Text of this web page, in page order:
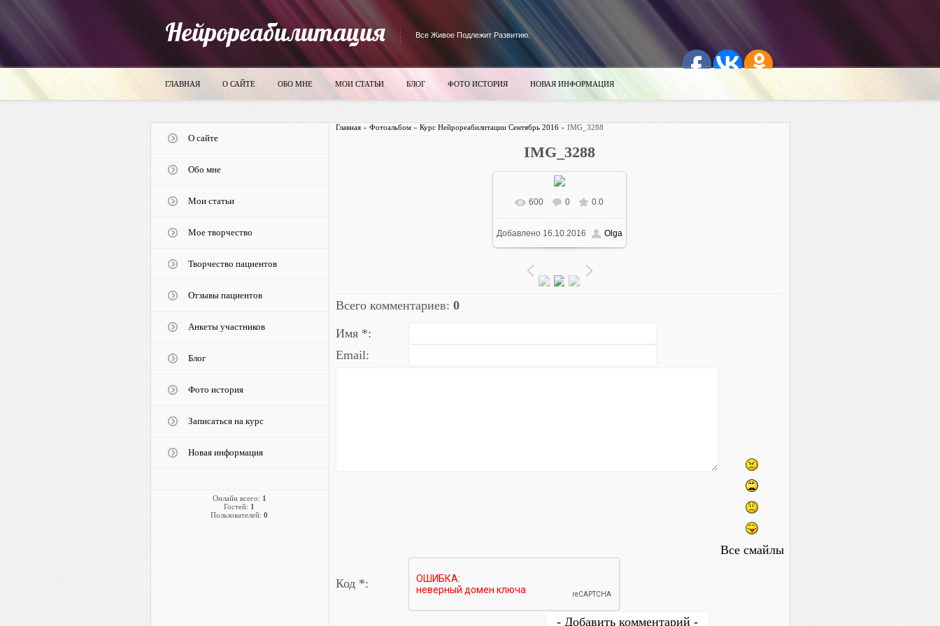
Нейрореабилитация Все Живое Подлежит Развитию.
ГЛАВНАЯ О САЙТЕ ОБО МНЕ МОИ СТАТЬИ БЛОГ ФОТО ИСТОРИЯ НОВАЯ ИНФОРМАЦИЯ
О сайте
Обо мне
Мои статьи
Мое творчество
Творчество пациентов
Отзывы пациентов
Анкеты участников
Блог
Фото история
Записаться на курс
Новая информация
Онлайн всего: 1
Гостей: 1
Пользователей: 0
Главная» Фотоальбом» Курс Нейрореабилитации Сентябрь 2016» IMG_3288
IMG_3288
В реальном размере
700x525/ 1483.0Kb
600 0 0.0
Добавлено16.10.2016 Olga
Всего комментариев: 0
Имя *:
Email:
Все смайлы
Код *: